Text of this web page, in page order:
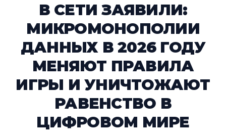
В СЕТИ ЗАЯВИЛИ:
МИКРОМОНОПОЛИИ
ДАННЫХ В 2026 ГОДУ
МЕНЯЮТ ПРАВИЛА
ИГРЫ И УНИЧТОЖАЮТ
РАВЕНСТВО В
ЦИФРОВОМ МИРЕ